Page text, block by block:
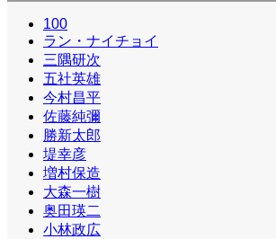
100
ラン・ナイチョイ
三隅研次
五社英雄
今村昌平
佐藤純彌
勝新太郎
堤幸彦
増村保造
大森一樹
奥田瑛二
小林政広